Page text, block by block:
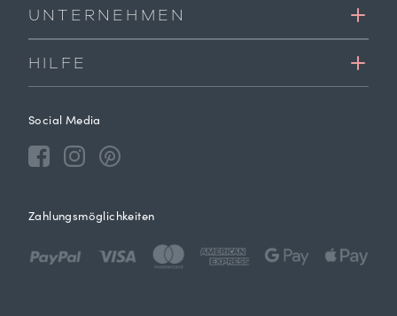
UNTERNEHMEN
HILFE
Social Media
Zahlungsmöglichkeiten